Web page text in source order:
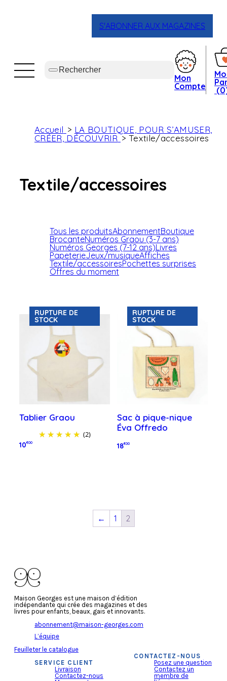
S'ABONNER AUX MAGAZINES
Mon
Compte
Accueil
LA BOUTIQUE, POUR S’AMUSER,
CRÉER, DÉCOUVRIR
Textile/accessoires
Textile/accessoires
Tous les produitsAbonnementBoutique
BrocanteNuméros Graou (3-7 ans)
Numéros Georges (7-12 ans)Livres
PapeterieJeux/musiqueAffiches
Textile/accessoiresPochettes surprises
Offres du moment
RUPTURE DE
STOCK
Tablier Graou
(2)
10€00
RUPTURE DE
STOCK
Sac à pique-nique
Éva Offredo
18€00
← 1 2
Maison Georges est une maison d’édition
indépendante qui crée des magazines et des
livres pour enfants, beaux, gais et innovants.
abonnement@maison-georges.com
L’équipe
Feuilleter le catalogue
SERVICE CLIENT
Livraison
Contactez-nous
CONTACTEZ-NOUS
Posez une question
Contactez un
membre de